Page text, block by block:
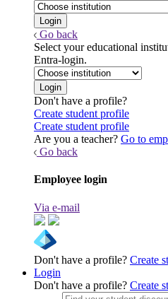
Go back
Select your educational
Entra-login.
Don't have a profile?
Create student profile
Create student profile
Are you a teacher? Go to
Go back
Employee login
Via e-mail
Don't have a profile? Create
Login
Don't have a profile? Create